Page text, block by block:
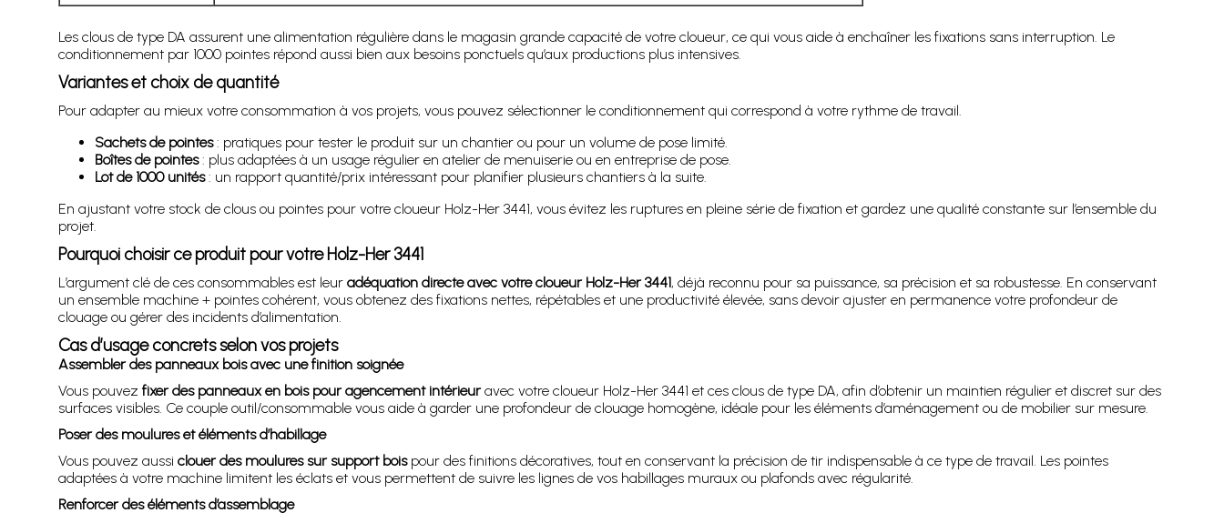
Les clous de type DA assurent une alimentation régulière dans le magasin grande capacité de votre cloueur, ce qui vous aide à enchaîner les fixations sans interruption. Le
conditionnement par 1000 pointes répond aussi bien aux besoins ponctuels qu’aux productions plus intensives.
Variantes et choix de quantité
Pour adapter au mieux votre consommation à vos projets, vous pouvez sélectionner le conditionnement qui correspond à votre rythme de travail.
Sachets de pointes: pratiques pour tester le produit sur un chantier ou pour un volume de pose limité.
Boîtes de pointes: plus adaptées à un usage régulier en atelier de menuiserie ou en entreprise de pose.
Lot de 1000 unités: un rapport quantité/prix intéressant pour planifier plusieurs chantiers à la suite.
En ajustant votre stock de clous ou pointes pour votre cloueur Holz-Her 3441, vous évitez les ruptures en pleine série de fixation et gardez une qualité constante sur l’ensemble du
projet.
Pourquoi choisir ce produit pour votre Holz-Her 3441
L’argument clé de ces consommables est leur adéquation directe avec votre cloueur Holz-Her 3441, déjà reconnu pour sa puissance, sa précision et sa robustesse. En conservant
un ensemble machine + pointes cohérent, vous obtenez des fixations nettes, répétables et une productivité élevée, sans devoir ajuster en permanence votre profondeur de
clouage ou gérer des incidents d’alimentation.
Cas d’usage concrets selon vos projets
Assembler des panneaux bois avec une finition soignée
Vous pouvez fixer des panneaux en bois pour agencement intérieuravec votre cloueur Holz-Her 3441 et ces clous de type DA, afin d’obtenir un maintien régulier et discret sur des
surfaces visibles. Ce couple outil/consommable vous aide à garder une profondeur de clouage homogène, idéale pour les éléments d’aménagement ou de mobilier sur mesure.
Poser des moulures et éléments d’habillage
Vous pouvez aussi clouer des moulures sur support boispour des finitions décoratives, tout en conservant la précision de tir indispensable à ce type de travail. Les pointes
adaptées à votre machine limitent les éclats et vous permettent de suivre les lignes de vos habillages muraux ou plafonds avec régularité.
Renforcer des éléments d’assemblage